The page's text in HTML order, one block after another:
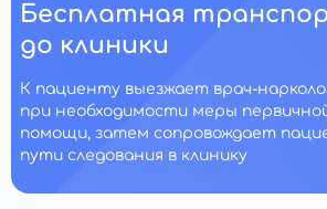
Бесплатная
до клиники
К пациенту выезжает врач-
при необходимости меры
помощи, затем сопровождает
пути следования в клинику